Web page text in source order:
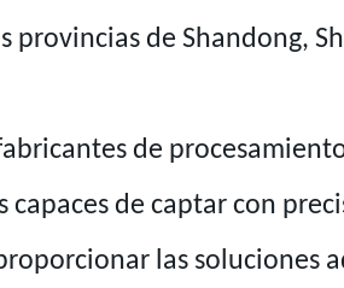
provincias de Shandong,
de
capaces de captar con
las soluciones